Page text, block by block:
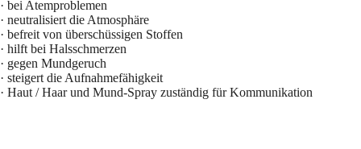
· bei Atemproblemen
· neutralisiert die Atmosphäre
· befreit von überschüssigen Stoffen
· hilft bei Halsschmerzen
· gegen Mundgeruch
· steigert die Aufnahmefähigkeit
· Haut / Haar und Mund-Spray zuständig für Kommunikation